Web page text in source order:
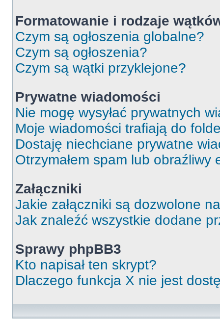
Formatowanie i rodzaje
Czym są ogłoszenia globalne?
Czym są ogłoszenia?
Czym są wątki przyklejone?
Prywatne wiadomości
Nie mogę wysyłać prywatnych
Moje wiadomości trafiają do
Dostaję niechciane prywatne
Otrzymałem spam lub
Załączniki
Jakie załączniki są dozwolone
Jak znaleźć wszystkie dodane
Sprawy phpBB3
Kto napisał ten skrypt?
Dlaczego funkcja X nie jest